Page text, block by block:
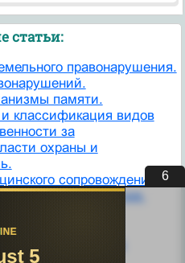
статьи:
правонарушения.
памяти.
и классификация видов
за
охраны и
сопровождения
развития.
5